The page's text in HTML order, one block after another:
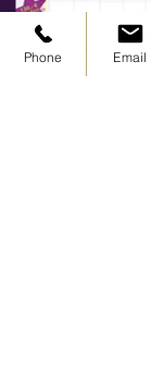
Phone Email